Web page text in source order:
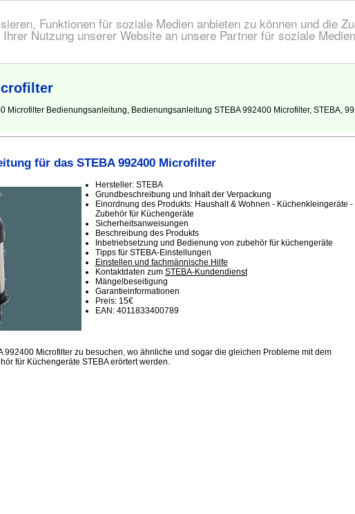
Funktionen für soziale Medien anbieten zu können und die
Nutzung unserer Website an unsere Partner für soziale
Microfilter Bedienungsanleitung, Bedienungsanleitung STEBA 992400 Microfilter, STEBA,
für das STEBA 992400 Microfilter
Hersteller: STEBA
Grundbeschreibung und Inhalt der Verpackung
Einordnung des Produkts: Haushalt & Wohnen - Küchenkleingeräte -
Zubehör für Küchengeräte
Sicherheitsanweisungen
Beschreibung des Produkts
Inbetriebsetzung und Bedienung von zubehör für küchengeräte
Tipps für STEBA-Einstellungen
Einstellen und fachmännische Hilfe
Kontaktdaten zum STEBA-Kundendienst
Mängelbeseitigung
Garantieinformationen
Preis: 15€
EAN: 4011833400789
992400 Microfilter zu besuchen, wo ähnliche und sogar die gleichen Probleme mit dem
für Küchengeräte STEBA erörtert werden.